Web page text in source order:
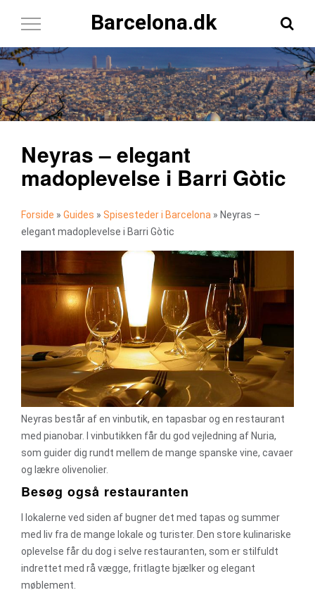
Barcelona.dk
Toggle
Neyras – elegant
madoplevelse i Barri Gòtic
Forside » Guides » Spisesteder i Barcelona » Neyras –
elegant madoplevelse i Barri Gòtic
Neyras består af en vinbutik, en tapasbar og en restaurant
med pianobar. I vinbutikken får du god vejledning af Nuria,
som guider dig rundt mellem de mange spanske vine, cavaer
og lækre olivenolier.
Besøg også restauranten
I lokalerne ved siden af bugner det med tapas og summer
med liv fra de mange lokale og turister. Den store kulinariske
oplevelse får du dog i selve restauranten, som er stilfuldt
indrettet med rå vægge, fritlagte bjælker og elegant
møblement.